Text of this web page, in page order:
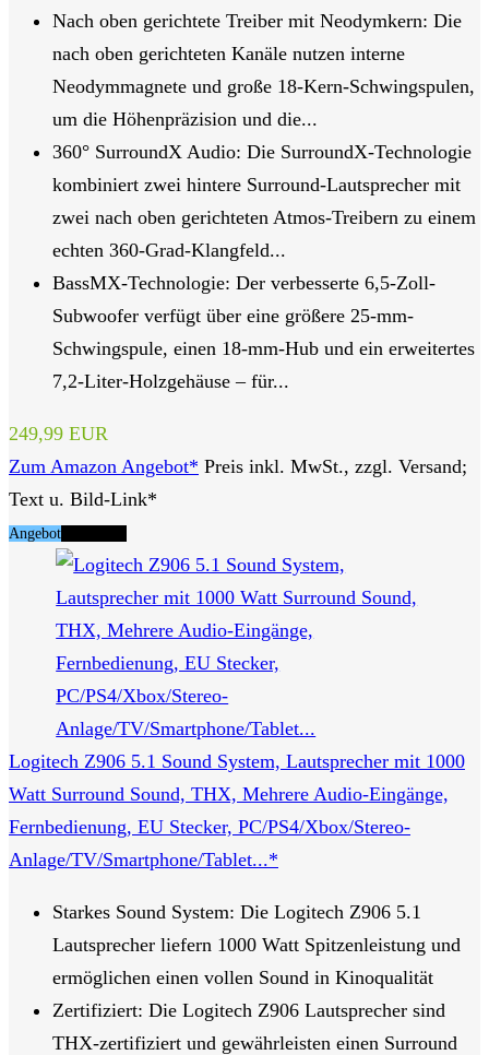
Nach oben gerichtete Treiber mit Neodymkern: Die
nach oben gerichteten Kanäle nutzen interne
Neodymmagnete und große 18-Kern-Schwingspulen,
um die Höhenpräzision und die...
360° SurroundX Audio: Die SurroundX-Technologie
kombiniert zwei hintere Surround-Lautsprecher mit
zwei nach oben gerichteten Atmos-Treibern zu einem
echten 360-Grad-Klangfeld...
BassMX-Technologie: Der verbesserte 6,5-Zoll-
Subwoofer verfügt über eine größere 25-mm-
Schwingspule, einen 18-mm-Hub und ein erweitertes
7,2-Liter-Holzgehäuse – für...
249,99 EUR
Zum Amazon Angebot* Preis inkl. MwSt., zzgl. Versand;
Text u. Bild-Link*
Angebot
Logitech Z906 5.1 Sound System, Lautsprecher mit 1000
Watt Surround Sound, THX, Mehrere Audio-Eingänge,
Fernbedienung, EU Stecker, PC/PS4/Xbox/Stereo-
Anlage/TV/Smartphone/Tablet...*
Starkes Sound System: Die Logitech Z906 5.1
Lautsprecher liefern 1000 Watt Spitzenleistung und
ermöglichen einen vollen Sound in Kinoqualität
Zertifiziert: Die Logitech Z906 Lautsprecher sind
THX-zertifiziert und gewährleisten einen Surround